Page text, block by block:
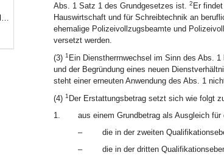
Abs. 1 Satz 1 des Grundgesetzes ist. 2 Er
Hauswirtschaft und für Schreibtechnik an
ehemalige Polizeivollzugsbeamte und
versetzt werden.
(3) 1 Ein Dienstherrnwechsel im Sinn des Abs.
und der Begründung eines neuen
steht einer erneuten Anwendung des Abs. 1
(4) 1 Der Erstattungsbetrag setzt sich wie folgt
1.
aus einem Grundbetrag als Ausgleich
–
die in der zweiten
–
die in der dritten